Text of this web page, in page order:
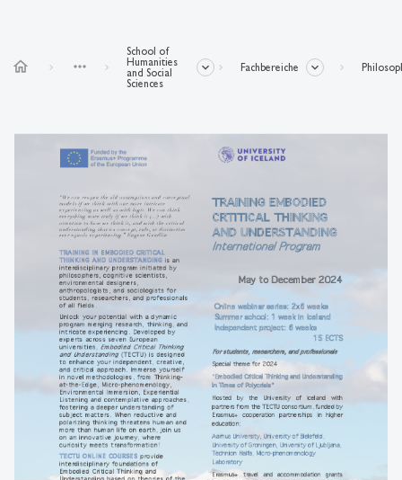
home more_horiz
School of
Humanities
and Social
Sciences
Fachbereiche